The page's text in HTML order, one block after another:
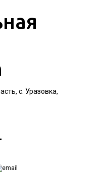
с. Уразовка,